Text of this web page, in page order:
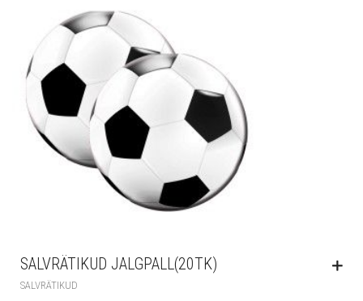
SALVRÄTIKUD JALGPALL(20TK)
SALVRÄTIKUD